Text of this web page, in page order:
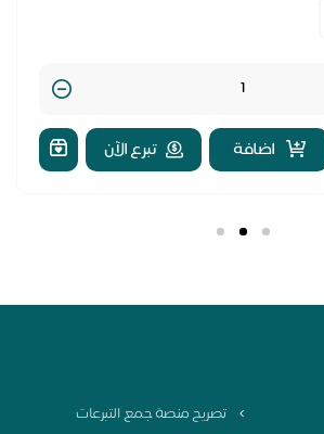
اضافة
تبرع الآن
تصريح منصة جمع التبرعات